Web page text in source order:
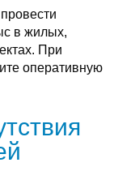
в жилых,
При
оперативную